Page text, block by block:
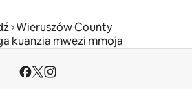
Wieruszów County
kuanzia mwezi mmoja